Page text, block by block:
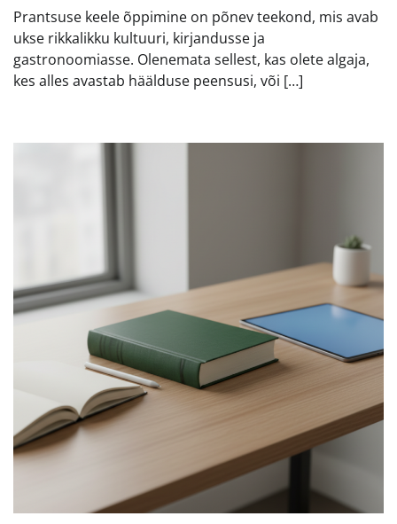
Prantsuse keele õppimine on põnev teekond, mis avab
ukse rikkalikku kultuuri, kirjandusse ja
gastronoomiasse. Olenemata sellest, kas olete algaja,
kes alles avastab häälduse peensusi, või […]